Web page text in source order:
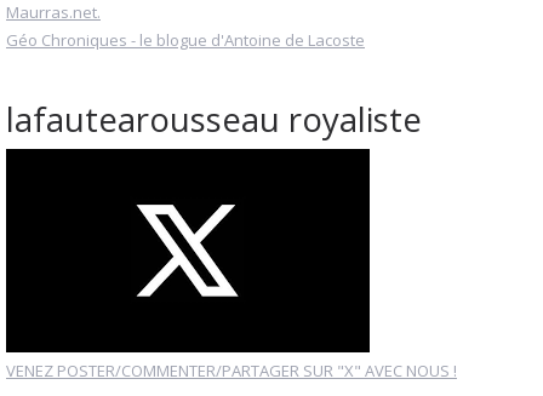
Maurras.net.
Géo Chroniques - le blogue d'Antoine de Lacoste
lafautearousseau royaliste
VENEZ POSTER/COMMENTER/PARTAGER SUR "X" AVEC NOUS !